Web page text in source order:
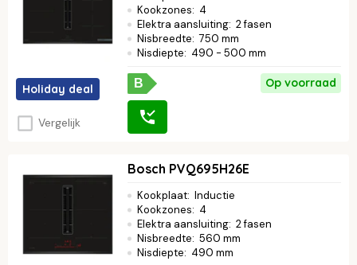
Holiday deal
Vergelijk
Kookzones: 4
Elektra aansluiting: 2 fasen
Nisbreedte: 750 mm
Nisdiepte: 490 - 500 mm
B Op voorraad
Bosch PVQ695H26E
Kookplaat: Inductie
Kookzones: 4
Elektra aansluiting: 2 fasen
Nisbreedte: 560 mm
Nisdiepte: 490 mm